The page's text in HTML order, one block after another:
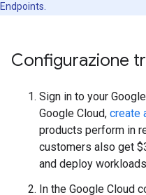
Endpoints.
Configurazione
Sign in to your
Google Cloud, create
products perform in
customers also get
and deploy
In the Google Cloud